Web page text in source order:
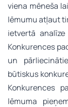
viena mēneša
lēmumu atļaut
ietvertā
Konkurences
un
būtiskus
Konkurences
lēmuma